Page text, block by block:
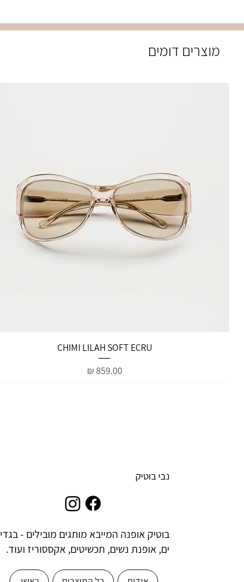
מוצרים דומים
תצוגה מהירה
CHIMI LILAH SOFT ECRU
מחיר‏859.00 ‏₪
נבי בוטיק
בוטיק אופנה המייבא מותגים מובילים - בגדי
ים, אופנת נשים, תכשיטים, אקססוריז ועוד.